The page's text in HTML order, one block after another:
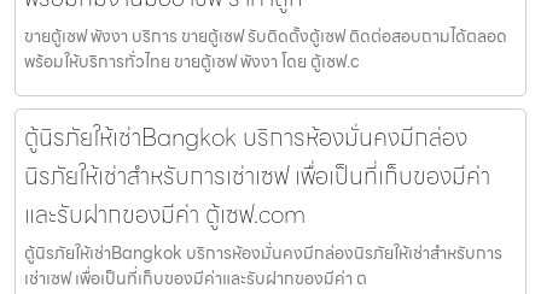
ขายตู้เซฟ พังงา บริการ ขายตู้เซฟ รับติดตั้งตู้เซฟ ติดต่อสอบถามได้ตลอด
พร้อมให้บริการทั่วไทย ขายตู้เซฟ พังงา โดย ตู้เซฟ.c
ตู้นิรภัยให้เช่าBangkok บริการห้องมั่นคงมีกล่อง
นิรภัยให้เช่าสำหรับการเช่าเซฟ เพื่อเป็นที่เก็บของมีค่า
และรับฝากของมีค่า ตู้เซฟ.com
ตู้นิรภัยให้เช่าBangkok บริการห้องมั่นคงมีกล่องนิรภัยให้เช่าสำหรับการ
เช่าเซฟ เพื่อเป็นที่เก็บของมีค่าและรับฝากของมีค่า ต